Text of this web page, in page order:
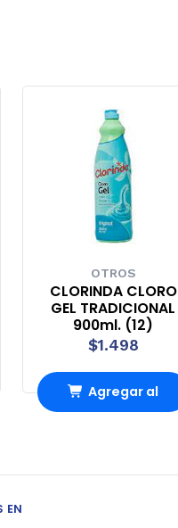
OTROS
CLORINDA CLORO
GEL TRADICIONAL
900ml. (12)
$1.498
Agregar al
EN